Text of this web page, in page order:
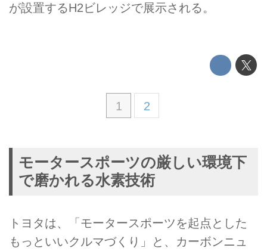
が設置するH2ビレッジで展示される。
1 2
モータースポーツの厳しい環境下
で磨かれる水素技術
トヨタは、「モータースポーツを起点とした
もっといいクルマづくり」と、カーボンニュ